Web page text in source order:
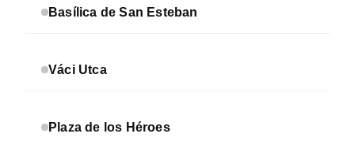
Basílica de San Esteban
Váci Utca
Plaza de los Héroes